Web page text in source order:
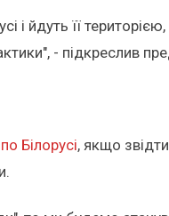
і йдуть її
- підкреслив
Білорусі, якщо